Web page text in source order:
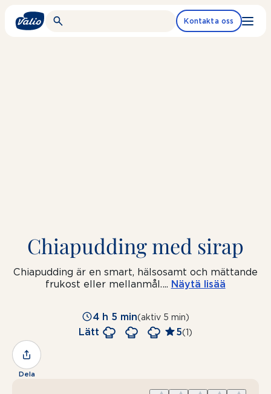
Kontakta oss
Chiapudding med sirap
Chiapudding är en smart, hälsosamt och mättande
frukost eller mellanmål.... Näytä lisää
4 h 5 min(aktiv 5 min)
Lätt 5(1)
Dela